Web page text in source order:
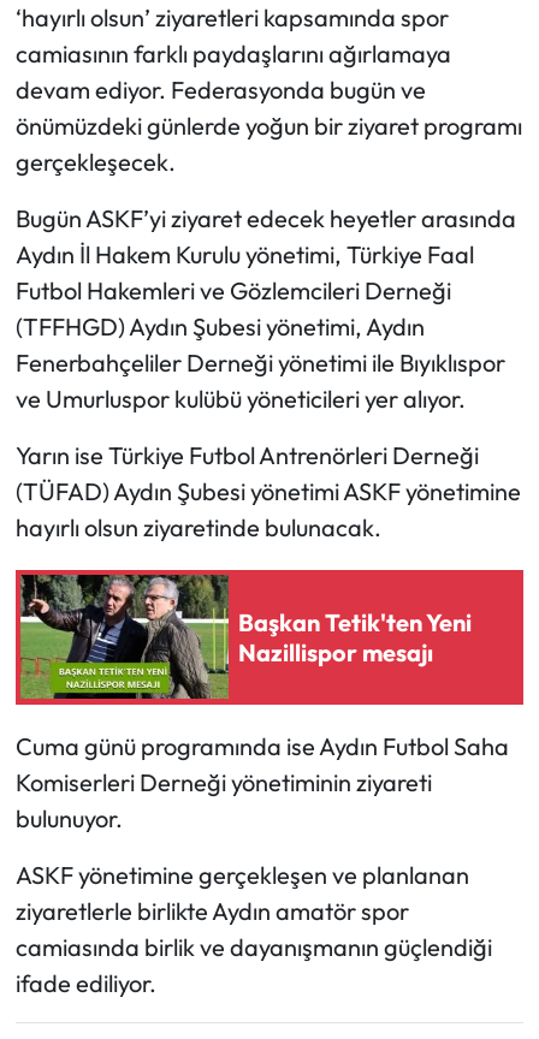
‘hayırlı olsun’ ziyaretleri kapsamında spor
camiasının farklı paydaşlarını ağırlamaya
devam ediyor. Federasyonda bugün ve
önümüzdeki günlerde yoğun bir ziyaret programı
gerçekleşecek.
Bugün ASKF’yi ziyaret edecek heyetler arasında
Aydın İl Hakem Kurulu yönetimi, Türkiye Faal
Futbol Hakemleri ve Gözlemcileri Derneği
(TFFHGD) Aydın Şubesi yönetimi, Aydın
Fenerbahçeliler Derneği yönetimi ile Bıyıklıspor
ve Umurluspor kulübü yöneticileri yer alıyor.
Yarın ise Türkiye Futbol Antrenörleri Derneği
(TÜFAD) Aydın Şubesi yönetimi ASKF yönetimine
hayırlı olsun ziyaretinde bulunacak.
Başkan Tetik'ten Yeni
Nazillispor mesajı
Cuma günü programında ise Aydın Futbol Saha
Komiserleri Derneği yönetiminin ziyareti
bulunuyor.
ASKF yönetimine gerçekleşen ve planlanan
ziyaretlerle birlikte Aydın amatör spor
camiasında birlik ve dayanışmanın güçlendiği
ifade ediliyor.